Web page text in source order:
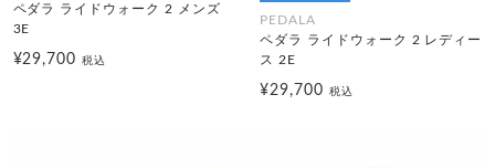
ペダラ ライドウォーク 2 メンズ
3E
¥29,700税込
PEDALA
ペダラ ライドウォーク 2 レディー
ス 2E
¥29,700 税込